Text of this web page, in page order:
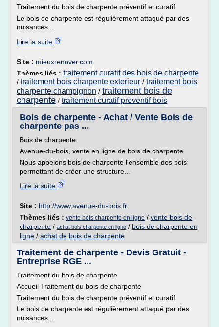
Traitement du bois de charpente préventif et curatif
Le bois de charpente est régulièrement attaqué par des
nuisances...
Lire la suite
Site : mieuxrenover.com
Thèmes liés : traitement curatif des bois de charpente
/ traitement bois charpente exterieur / traitement bois
charpente champignon / traitement bois de
charpente / traitement curatif preventif bois
Bois de charpente - Achat / Vente Bois de
charpente pas ...
Bois de charpente
Avenue-du-bois, vente en ligne de bois de charpente
Nous appelons bois de charpente l'ensemble des bois
permettant de créer une structure...
Lire la suite
Site : http://www.avenue-du-bois.fr
Thèmes liés : vente bois charpente en ligne / vente bois de
charpente / achat bois charpente en ligne / bois de charpente en
ligne / achat de bois de charpente
Traitement de charpente - Devis Gratuit -
Entreprise RGE ...
Traitement du bois de charpente
Accueil Traitement du bois de charpente
Traitement du bois de charpente préventif et curatif
Le bois de charpente est régulièrement attaqué par des
nuisances...